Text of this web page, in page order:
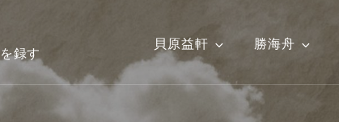
録す
貝原益軒 勝海舟